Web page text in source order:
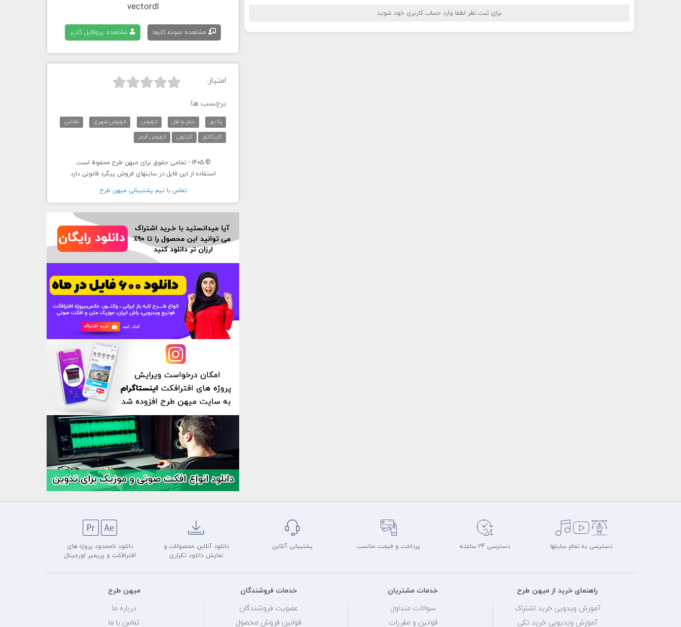
برای ثبت نظر لطفا وارد حساب کاربری خود شوید
vectordl
مشاهده نمونه کارها مشاهده پروفایل کاربر
امتیاز: 


برچسب ها:
وکتور حمل و نقل اتوبوس اتوبوس شهری
نقاشی
کاریکاتور
کارتونی اتوبوس قرمز
© 1405 - تمامی حقوق برای میهن طرح محفوظ است.
استفاده از این فایل در سایتهای فروش پیگرد قانونی دارد
تماس با تيم پشتيبانی ميهن طرح
دسترسی به تمام سایتها دسترسی 24 ساعته پرداخت و قیمت مناسب پشتیبانی آنلاین
دانلود آنلاین محصولات و
نمایش دانلود تکراری
دانلود نامحدود پروژه های
افترافکت و پریمیر اورجینال
راهنمای خرید از میهن طرح
آموزش ویدویی خرید اشتراک
آموزش ویدیویی خرید تکی
خدمات مشتریان
سوالات متداول
قوانین و مقررات
خدمات فروشندگان
عضویت فروشندگان
قوانین فروش محصول
میهن طرح
درباره ما
تماس با ما